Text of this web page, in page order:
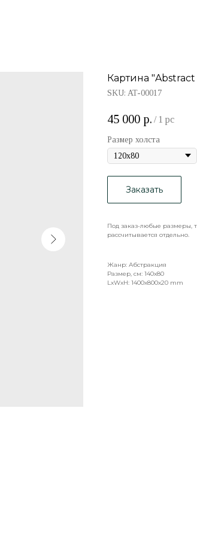
Картина "Abstract
SKU: AT-00017
45 000 р. / 1 pc
Размер холста
Заказать
Под заказ-любые размеры,
рассчитывается отдельно.
Жанр: Абстракция
Размер, см: 140x80
LxWxH: 1400x800x20 mm